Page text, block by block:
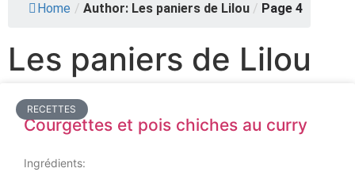
Home / Author: Les paniers de Lilou / Page 4
Les paniers de Lilou
RECETTES
Courgettes et pois chiches au curry
Ingrédients: